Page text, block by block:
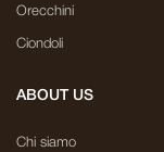
Orecchini
Ciondoli
ABOUT US
Chi siamo